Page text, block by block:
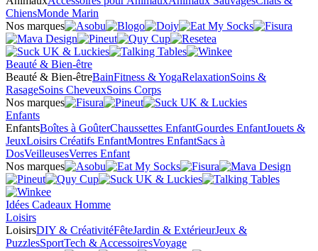
ChiensMonde Marin
Nos marques
Beauté & Bien-être
Beauté & Bien-êtreBainFitness & YogaRelaxationSoins &
RasageSoins CheveuxSoins Corps
Nos marques
Enfants
EnfantsBoîtes à GoûterChaussettes EnfantGourdes EnfantJouets &
JeuxLoisirs Créatifs EnfantMontres EnfantSacs à
DosVeilleusesVerres Enfant
Nos marques
Idées Cadeaux Homme
Loisirs
LoisirsDIY & CréativitéFêteJardin & ExtérieurJeux &
PuzzlesSportTech & AccessoiresVoyage